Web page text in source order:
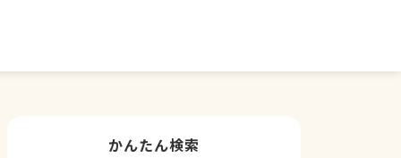
かんたん検索